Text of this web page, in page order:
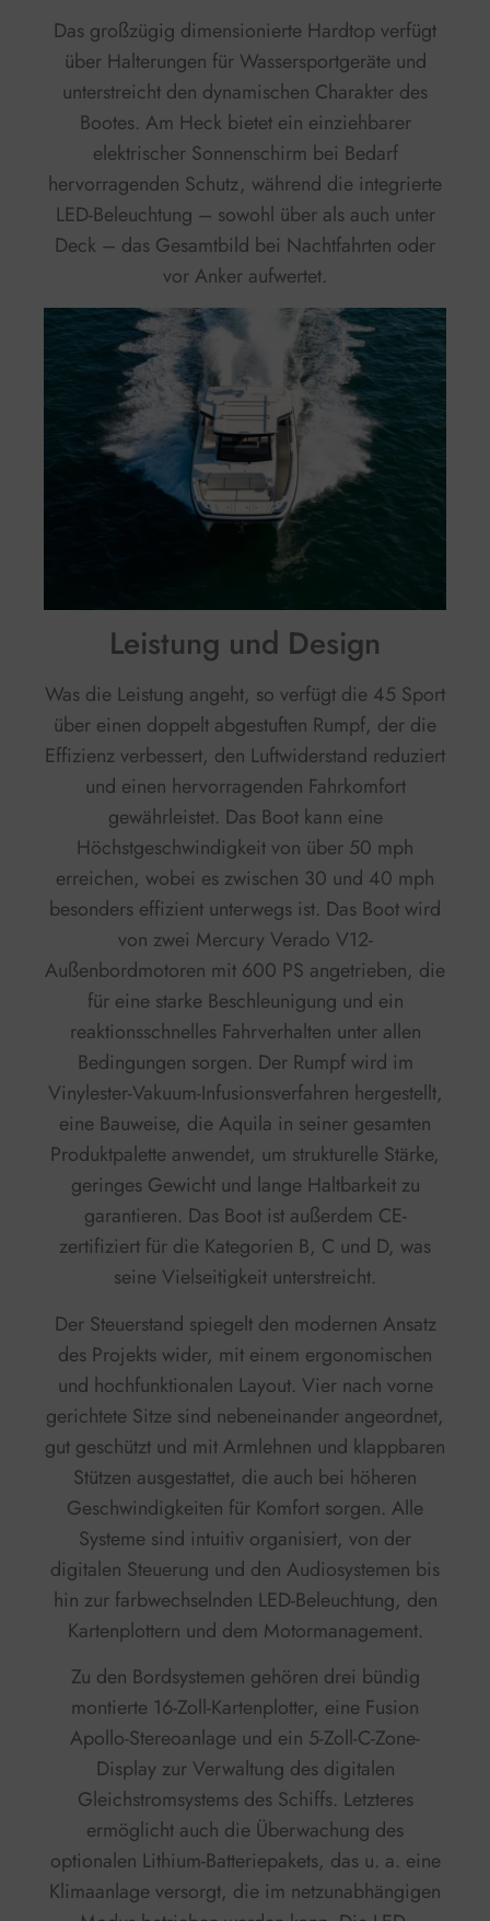
Das großzügig dimensionierte Hardtop verfügt
über Halterungen für Wassersportgeräte und
unterstreicht den dynamischen Charakter des
Bootes. Am Heck bietet ein einziehbarer
elektrischer Sonnenschirm bei Bedarf
hervorragenden Schutz, während die integrierte
LED-Beleuchtung – sowohl über als auch unter
Deck – das Gesamtbild bei Nachtfahrten oder
vor Anker aufwertet.
Leistung und Design
Was die Leistung angeht, so verfügt die 45 Sport
über einen doppelt abgestuften Rumpf, der die
Effizienz verbessert, den Luftwiderstand reduziert
und einen hervorragenden Fahrkomfort
gewährleistet. Das Boot kann eine
Höchstgeschwindigkeit von über 50 mph
erreichen, wobei es zwischen 30 und 40 mph
besonders effizient unterwegs ist. Das Boot wird
von zwei Mercury Verado V12-
Außenbordmotoren mit 600 PS angetrieben, die
für eine starke Beschleunigung und ein
reaktionsschnelles Fahrverhalten unter allen
Bedingungen sorgen. Der Rumpf wird im
Vinylester-Vakuum-Infusionsverfahren hergestellt,
eine Bauweise, die Aquila in seiner gesamten
Produktpalette anwendet, um strukturelle Stärke,
geringes Gewicht und lange Haltbarkeit zu
garantieren. Das Boot ist außerdem CE-
zertifiziert für die Kategorien B, C und D, was
seine Vielseitigkeit unterstreicht.
Der Steuerstand spiegelt den modernen Ansatz
des Projekts wider, mit einem ergonomischen
und hochfunktionalen Layout. Vier nach vorne
gerichtete Sitze sind nebeneinander angeordnet,
gut geschützt und mit Armlehnen und klappbaren
Stützen ausgestattet, die auch bei höheren
Geschwindigkeiten für Komfort sorgen. Alle
Systeme sind intuitiv organisiert, von der
digitalen Steuerung und den Audiosystemen bis
hin zur farbwechselnden LED-Beleuchtung, den
Kartenplottern und dem Motormanagement.
Zu den Bordsystemen gehören drei bündig
montierte 16-Zoll-Kartenplotter, eine Fusion
Apollo-Stereoanlage und ein 5-Zoll-C-Zone-
Display zur Verwaltung des digitalen
Gleichstromsystems des Schiffs. Letzteres
ermöglicht auch die Überwachung des
optionalen Lithium-Batteriepakets, das u. a. eine
Klimaanlage versorgt, die im netzunabhängigen